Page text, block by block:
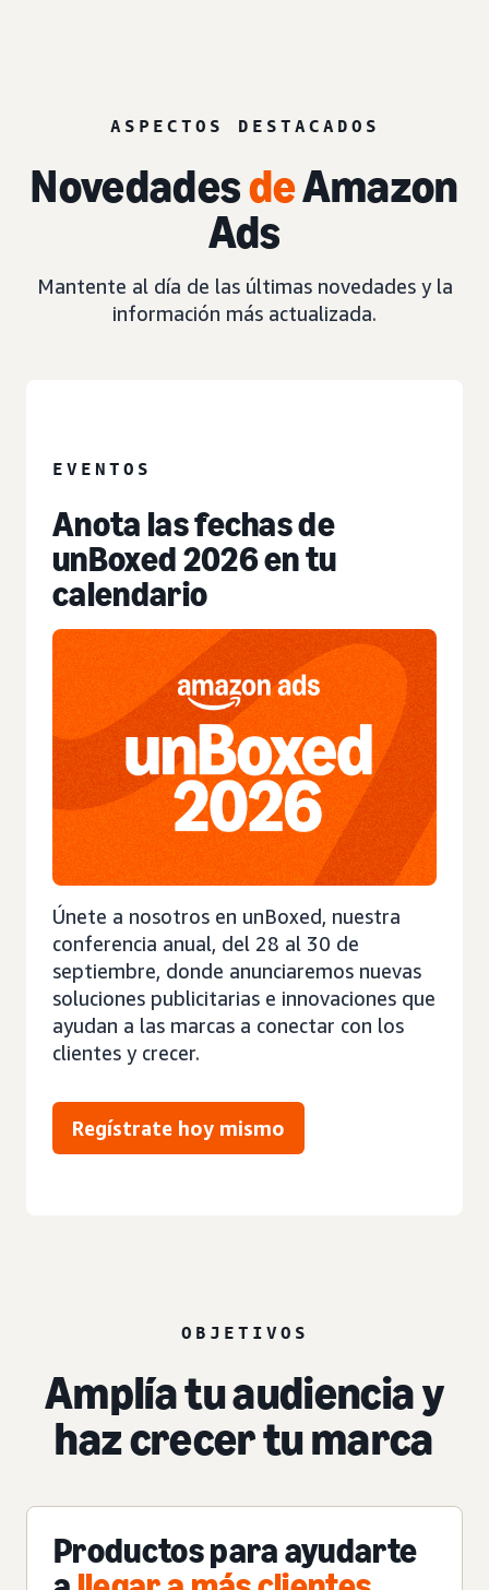
ASPECTOS DESTACADOS
NovedadesdeAmazon
Ads
Mantente al día de las últimas novedades y la
información más actualizada.
EVENTOS
Anota las fechas de
unBoxed 2026 en tu
calendario
Únete a nosotros en unBoxed, nuestra
conferencia anual, del 28 al 30 de
septiembre, donde anunciaremos nuevas
soluciones publicitarias e innovaciones que
ayudan a las marcas a conectar con los
clientes y crecer.
Regístrate hoy mismo
OBJETIVOS
Amplía tu audiencia y
haz crecer tu marca
Productos para ayudarte